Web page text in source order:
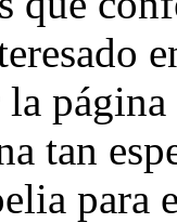
tan
para